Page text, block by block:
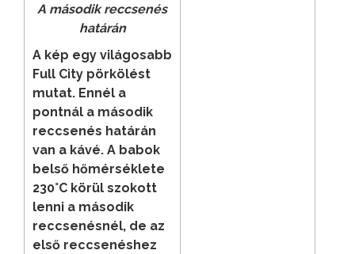
A második reccsenés
határán
A kép egy világosabb
Full City pörkölést
mutat. Ennél a
pontnál a második
reccsenés határán
van a kávé. A babok
belső hőmérséklete
230°C körül szokott
lenni a második
reccsenésnél, de az
első reccsenéshez